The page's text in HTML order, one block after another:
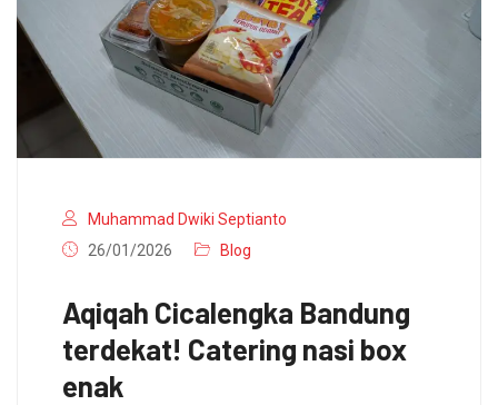
Muhammad Dwiki Septianto
26/01/2026
Blog
Aqiqah Cicalengka Bandung
terdekat! Catering nasi box
enak